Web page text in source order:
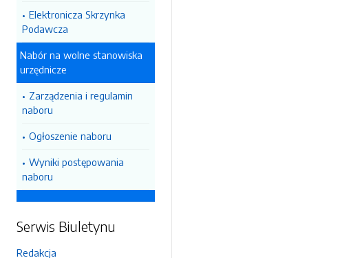
Elektronicza Skrzynka
Podawcza
Nabór na wolne stanowiska
urzędnicze
Zarządzenia i regulamin
naboru
Ogłoszenie naboru
Wyniki postępowania
naboru
Serwis Biuletynu
Redakcja